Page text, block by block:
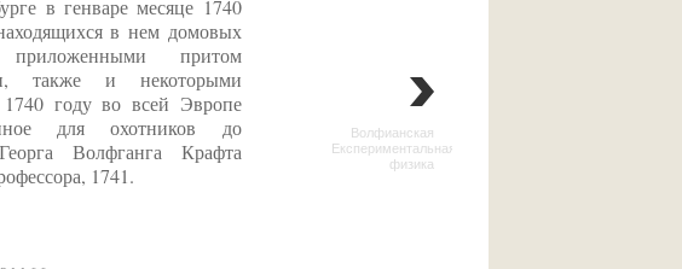
в генваре месяце 1740
в нем домовых
притом
также и некоторыми
году во всей Эвропе
для охотников до
Волфганга Крафта
1741.
Волфианская
Експериментальная
физика